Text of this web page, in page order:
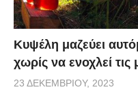
Κυψέλη μαζεύει
χωρίς να ενοχλεί τις
23 ΔΕΚΕΜΒΡΊΟΥ, 2023